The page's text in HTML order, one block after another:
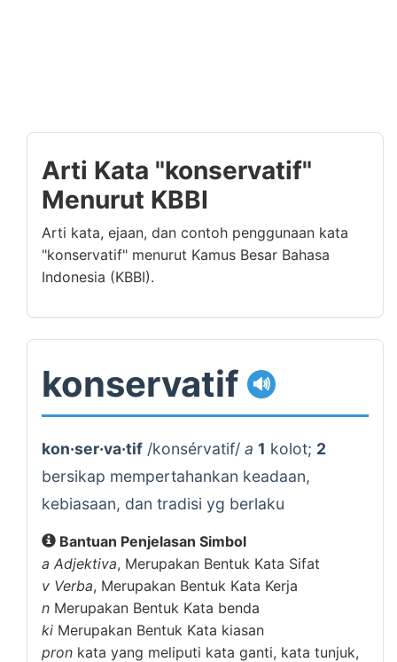
Arti Kata "konservatif"
Menurut KBBI
Arti kata, ejaan, dan contoh penggunaan kata
"konservatif" menurut Kamus Besar Bahasa
Indonesia (KBBI).
konservatif 🔊
kon·ser·va·tif /konsérvatif/ a 1 kolot; 2
bersikap mempertahankan keadaan,
kebiasaan, dan tradisi yg berlaku
Bantuan Penjelasan Simbol
a Adjektiva, Merupakan Bentuk Kata Sifat
v Verba, Merupakan Bentuk Kata Kerja
n Merupakan Bentuk Kata benda
ki Merupakan Bentuk Kata kiasan
pron kata yang meliputi kata ganti, kata tunjuk,